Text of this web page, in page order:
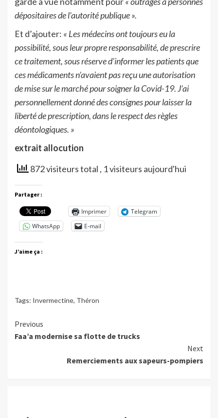
dépositaires de l’autorité publique ».
Et d’ajouter: « Les médecins ont toujours eu la
possibilité, sous leur propre responsabilité, de prescrire
ce traitement, sous réserve d’informer les patients que
ces médicaments n’avaient pas reçu une autorisation
de mise sur le marché pour soigner la Covid-19. J’ai
personnellement donné des consignes pour laisser la
liberté de prescription, dans le respect des règles
déontologiques. »
extrait allocution
872 visiteurs total , 1 visiteurs aujourd'hui
Partager :
Imprimer
Telegram
WhatsApp
E-mail
J’aime ça :
Tags: Invermectine, Théron
Continue
Reading
Previous
Faa’a modernise sa flotte de trucks
Next
Remerciements aux sapeurs-pompiers